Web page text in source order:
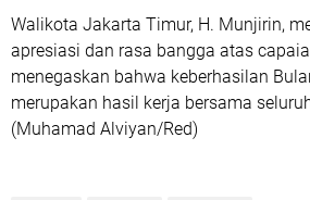
Walikota Jakarta Timur, H. Munjirin,
apresiasi dan rasa bangga atas
menegaskan bahwa keberhasilan
merupakan hasil kerja bersama
(Muhamad Alviyan/Red)